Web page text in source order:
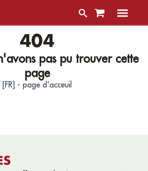
404
pas pu trouver cette
page
[FR] - page d'acceuil